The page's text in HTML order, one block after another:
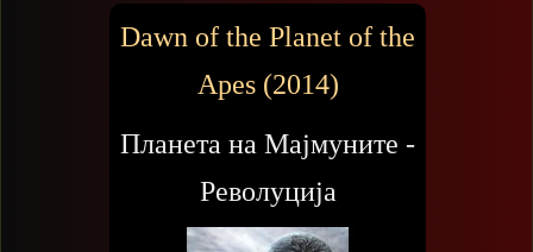
Dawn of the Planet of the
Apes (2014)
Планета на Мајмуните -
Револуција